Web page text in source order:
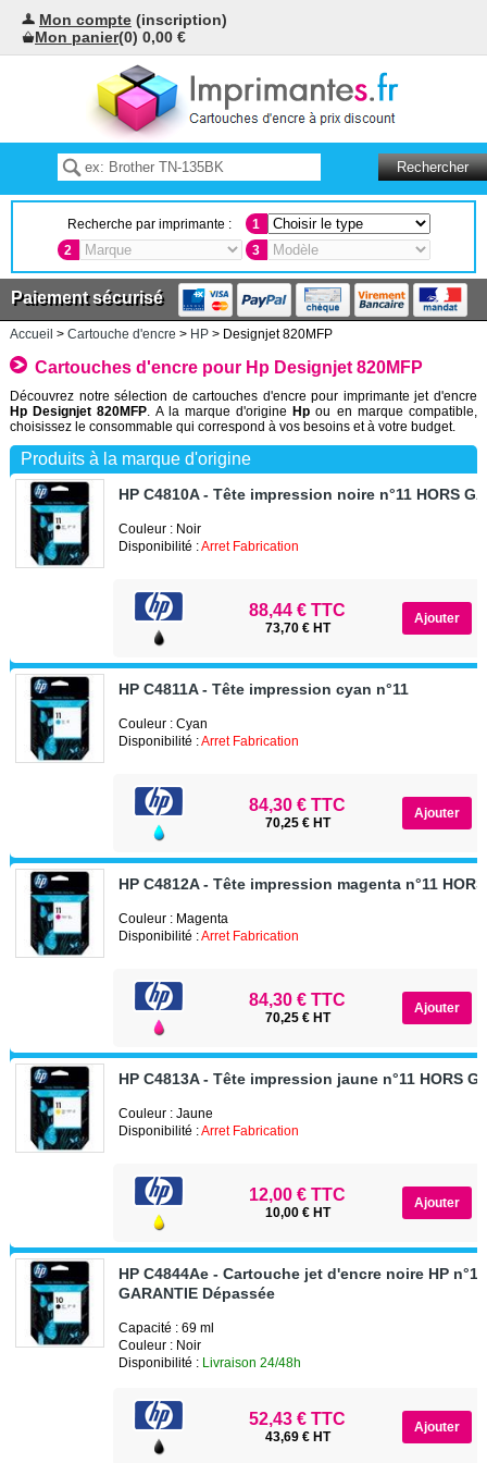
Mon compte (inscription)
Mon panier(0) 0,00 €
Recherche par imprimante :
1
2
3
Paiement sécurisé
Accueil > Cartouche d'encre > HP> Designjet 820MFP
Cartouches d'encre pour Hp Designjet 820MFP
Découvrez notre sélection de cartouches d'encre pour imprimante jet d'encre
Hp Designjet 820MFP . A la marque d'origineHp ou en marque compatible,
choisissez le consommable qui correspond à vos besoins et à votre budget.
Produits à la marque d'origine
HP C4810A - Tête impression noire n°11 HORS
Couleur : Noir
Disponibilité :Arret Fabrication
88,44 € TTC
73,70 € HT
HP C4811A - Tête impression cyan n°11
Couleur : Cyan
Disponibilité :Arret Fabrication
84,30 € TTC
70,25 € HT
HP C4812A - Tête impression magenta n°11
Couleur : Magenta
Disponibilité :Arret Fabrication
84,30 € TTC
70,25 € HT
HP C4813A - Tête impression jaune n°11 HORS
Couleur : Jaune
Disponibilité :Arret Fabrication
12,00 € TTC
10,00 € HT
HP C4844Ae - Cartouche jet d'encre noire HP
GARANTIE Dépassée
Capacité : 69 ml
Couleur : Noir
Disponibilité : Livraison 24/48h
52,43 € TTC
43,69 € HT